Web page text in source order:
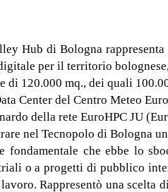
Hub di Bologna
per il territorio
di 120.000 mq., dei quali
Center del Centro Meteo
della rete EuroHPC JU
nel Tecnopolo di Bologna
fondamentale che ebbe lo
o a progetti di pubblico
Rappresentò una scelta